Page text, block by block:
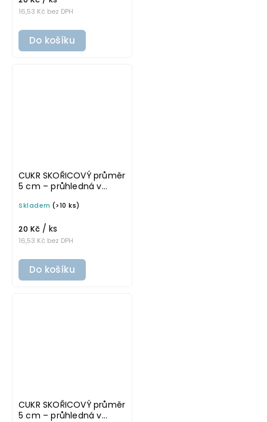
16,53 Kč bez DPH
Do košíku
CUKR SKOŘICOVÝ průměr
5 cm – průhledná v
omyvatelná samolepka
Skladem (>10 ks)
16,53 Kč bez DPH
20 Kč / ks
Do košíku
CUKR SKOŘICOVÝ průměr
5 cm – průhledná v